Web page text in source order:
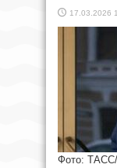
17.03.2026
Фото: ТАСС/